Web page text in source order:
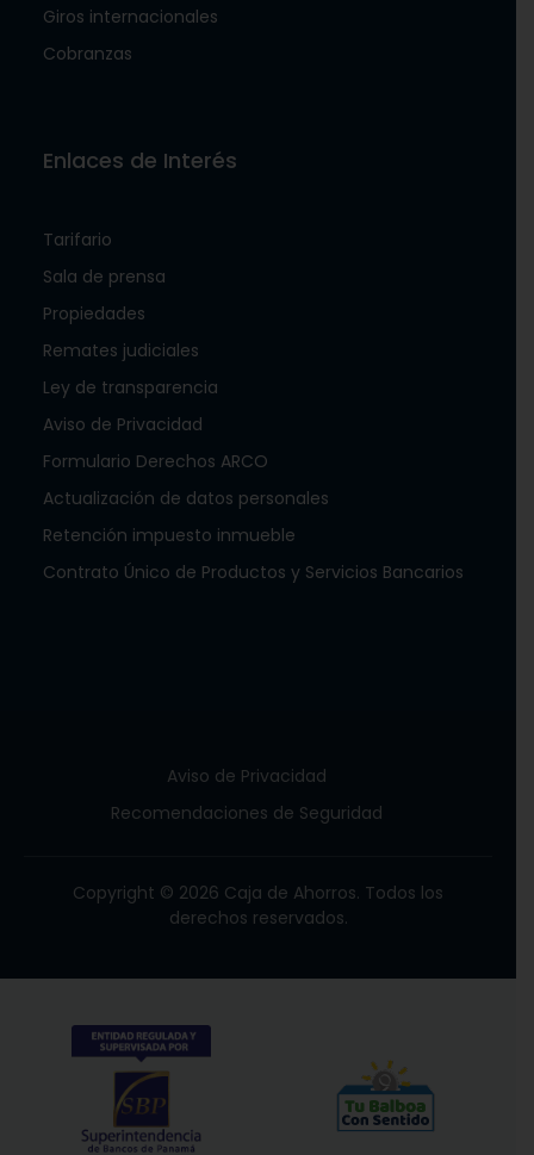
Giros internacionales
Cobranzas
Enlaces de Interés
Tarifario
Sala de prensa
Propiedades
Remates judiciales
Ley de transparencia
Aviso de Privacidad
Formulario Derechos ARCO
Actualización de datos personales
Retención impuesto inmueble
Contrato Único de Productos y Servicios Bancarios
Aviso de Privacidad
Recomendaciones de Seguridad
Copyright © 2026 Caja de Ahorros. Todos los
derechos reservados.